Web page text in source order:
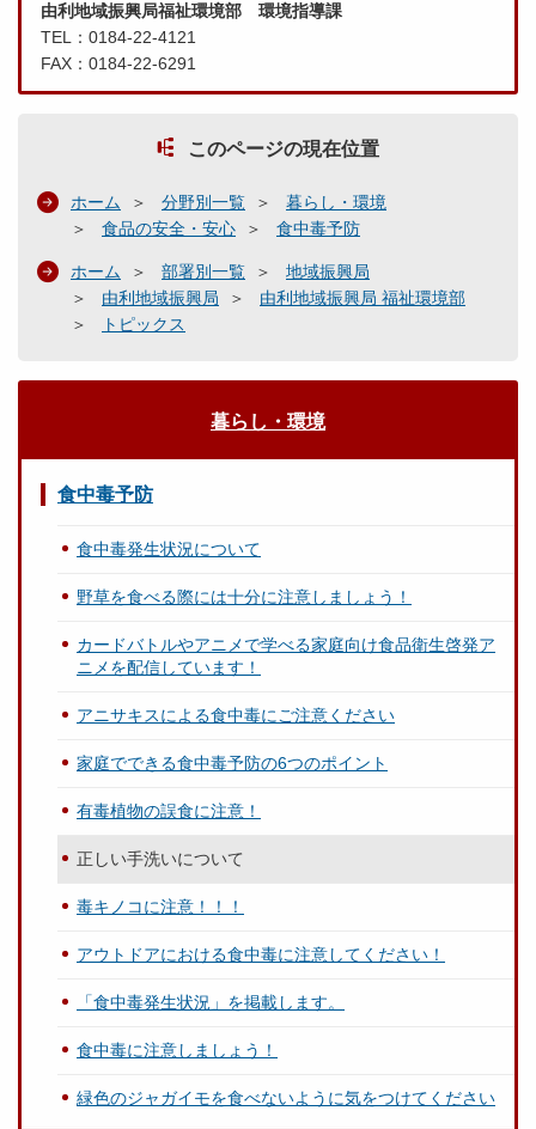
由利地域振興局福祉環境部 環境指導課
TEL：0184-22-4121
FAX：0184-22-6291
このページの現在位置
ホーム 分野別一覧
暮らし・環境
食品の安全・安心
食中毒予防
ホーム 部署別一覧
地域振興局
由利地域振興局
由利地域振興局 福祉環境部
トピックス
暮らし・環境
食中毒予防
食中毒発生状況について
野草を食べる際には十分に注意しましょう！
カードバトルやアニメで学べる家庭向け食品衛生啓発ア
ニメを配信しています！
アニサキスによる食中毒にご注意ください
家庭でできる食中毒予防の6つのポイント
有毒植物の誤食に注意！
正しい手洗いについて
毒キノコに注意！！！
アウトドアにおける食中毒に注意してください！
「食中毒発生状況」を掲載します。
食中毒に注意しましょう！
緑色のジャガイモを食べないように気をつけてください